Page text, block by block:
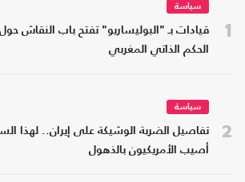
1
سياسة
قيادات بـ "البوليساريو" تفتح باب النقاش
الحكم الذاتي المغربي
2
سياسة
تفاصيل الضربة الوشيكة على إيران.. لهذا
أصيب الأمريكيون بالذهول